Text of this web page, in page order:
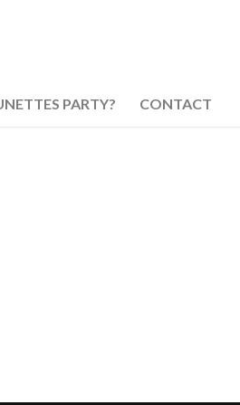
PARTY? CONTACT